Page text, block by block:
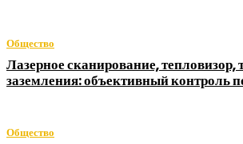
Общество
Лазерное сканирование, тепловизор,
заземления: объективный контроль
Общество